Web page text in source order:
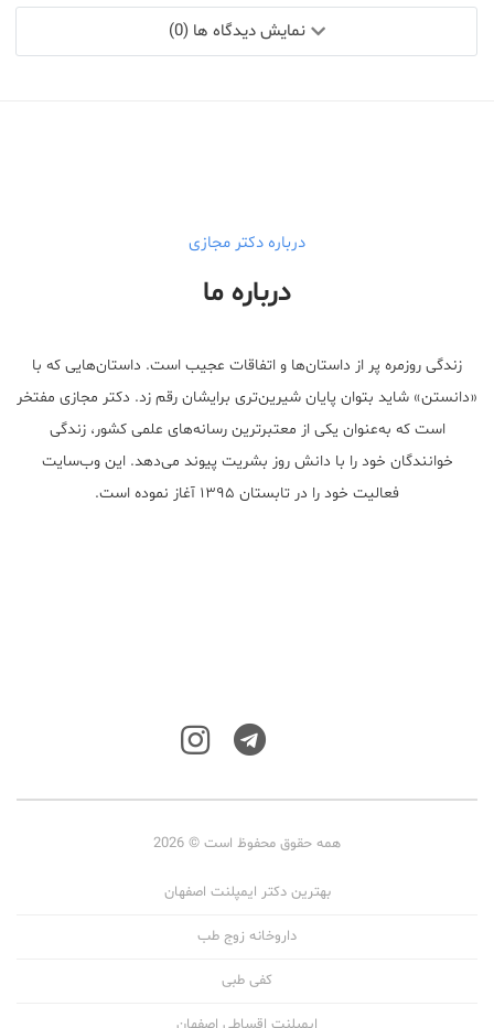
نمایش دیدگاه ها (0)
درباره دکتر مجازی
درباره ما
زندگی روزمره پر از داستان‌ها و اتفاقات عجیب است. داستان‌هایی که با
«دانستن» شاید بتوان پایان شیرین‌تری برایشان رقم زد. دکتر مجازی مفتخر
است که به‌عنوان یکی از معتبر‌ترین رسانه‌های علمی کشور، زندگی
خوانندگان خود را با دانش روز بشریت پیوند می‌دهد. این وب‌سایت
فعالیت خود را در تابستان ۱۳۹۵ آغاز نموده است.
همه حقوق محفوظ است © 2026
بهترین دکتر ایمپلنت اصفهان
داروخانه زوج طب
کفی طبی